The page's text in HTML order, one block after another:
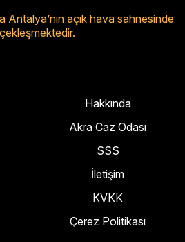
Antalya’nın açık hava sahnesinde
Hakkında
Akra Caz Odası
SSS
İletişim
KVKK
Çerez Politikası